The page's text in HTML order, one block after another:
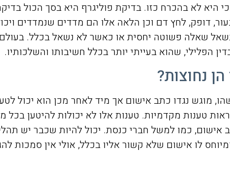
היא לא בהכרח כזו. בדיקת פוליגרף היא בסך הכול
דופק, לחץ דם וכן הלאה אלו הם מדדים שנמדדים
שאלה פשוטה יחסית או כאשר לא נשאל בכלל.
הפלילי, שהוא בעייתי יותר בכלל חשיבותו והשלכותיו.
נחוצות?
מוגש נגדו כתב אישום אך מיד לאחר מכן הוא יכול
טענות מקדמיות. טענות אלו לא יכולות להיטען
אישום, כמו למשל חברי כנסת. יכול להיות שכבר יש
לו אישום שלא קשור אליו בכלל, אולי אין סמכות